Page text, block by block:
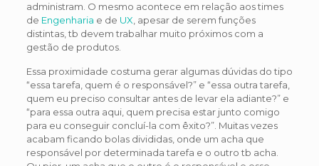
administram. O mesmo acontece em relação aos times
de Engenharia e de UX , apesar de serem funções
distintas, tb devem trabalhar muito próximos com a
gestão de produtos.
Essa proximidade costuma gerar algumas dúvidas do tipo
“essa tarefa, quem é o responsável?” e “essa outra tarefa,
quem eu preciso consultar antes de levar ela adiante?” e
“para essa outra aqui, quem precisa estar junto comigo
para eu conseguir concluí-la com êxito?”. Muitas vezes
acabam ficando bolas divididas, onde um acha que
responsável por determinada tarefa e o outro tb acha.